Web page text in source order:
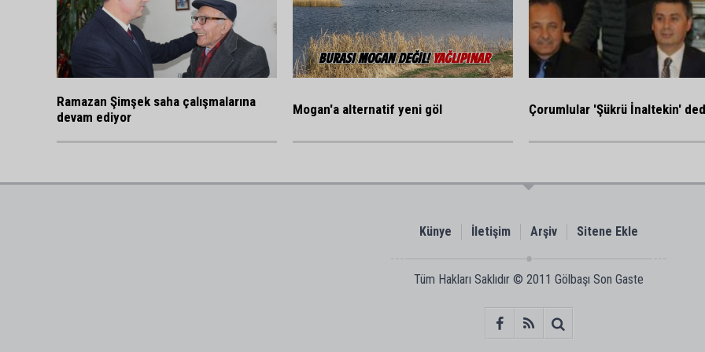
Çorumlular 'Şükrü İnaltekin'
Ramazan Şimşek saha çalışmalarına
devam ediyor
Mogan'a alternatif yeni göl
Künye İletişim Arşiv Sitene Ekle
Tüm Hakları Saklıdır © 2011 Gölbaşı Son Gaste